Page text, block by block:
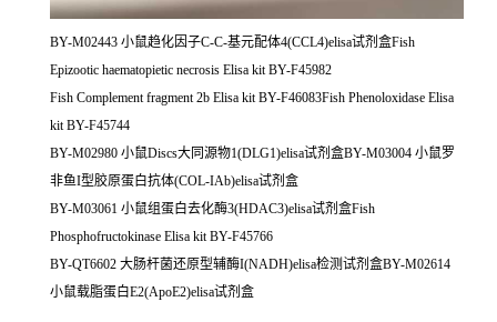
BY-M02443 小鼠趋化因子C-C-基元配体4(CCL4)elisa试剂盒Fish
Epizootic haematopietic necrosis Elisa kit BY-F45982
Fish Complement fragment 2b Elisa kit BY-F46083Fish Phenoloxidase Elisa
kit BY-F45744
BY-M02980 小鼠Discs大同源物1(DLG1)elisa试剂盒BY-M03004 小鼠罗
非鱼I型胶原蛋白抗体(COL-IAb)elisa试剂盒
BY-M03061 小鼠组蛋白去化酶3(HDAC3)elisa试剂盒Fish
Phosphofructokinase Elisa kit BY-F45766
BY-QT6602 大肠杆菌还原型辅酶I(NADH)elisa检测试剂盒BY-M02614
小鼠载脂蛋白E2(ApoE2)elisa试剂盒